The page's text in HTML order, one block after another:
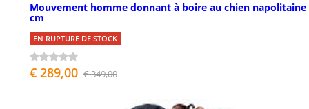
Mouvement homme donnant à boire au chien napolitaine
cm
EN RUPTURE DE STOCK
€ 289,00 € 349,00